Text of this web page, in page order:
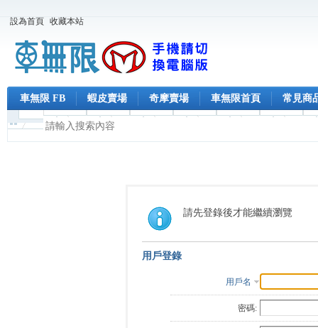
設為首頁 收藏本站
車無限 FB 蝦皮賣場 奇摩賣場 車無限首頁 常見商
請先登錄後才能繼續瀏覽
用戶登錄
用戶名
密碼: